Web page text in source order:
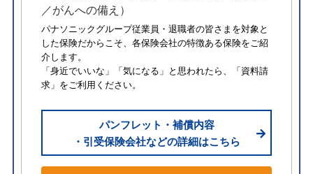
／がんへの備え）
パナソニックグループ従業員・退職者の皆さまを対象と
した保険だからこそ、各保険会社の特徴ある保険をご紹
介します。
「身近でいいな」「気になる」と思われたら、「資料請
求」をご利用ください。
パンフレット・補償内容
・引受保険会社などの詳細はこちら